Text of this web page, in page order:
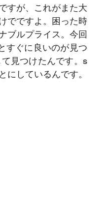
すが、これがまた大
でですよ。困った時
ブルプライス。今回
すぐに良いのが見つ
見つけたんです。s